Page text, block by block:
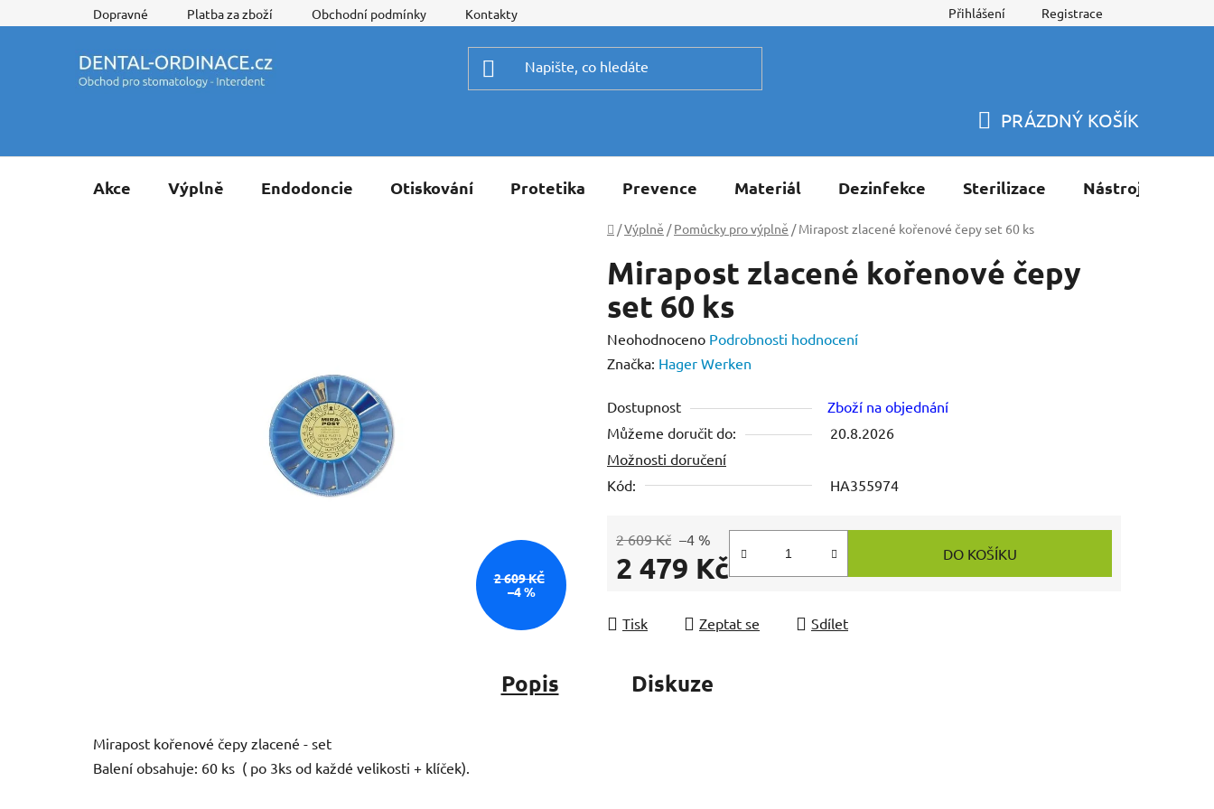
na
Dopravné Platba za zboží Obchodní podmínky Kontakty Přihlášení Registrace
KOŠÍK
PRÁZDNÝ KOŠÍK
Akce Výplně Endodoncie Otiskování Protetika Prevence Materiál Dezinfekce Sterilizace Nástroje
Domů
/Výplně / Pomůcky pro výplně / Mirapost zlacené kořenové čepy set 60 ks
Mirapost zlacené kořenové čepy
set 60 ks
Průměrné
hodnocení
je
0,0
z
5
Neohodnoceno Podrobnosti hodnocení
Značka: Hager Werken
Dostupnost
Zboží na objednání
Můžeme doručit do:
20.8.2026
Možnosti doručení
Kód:
HA355974
2 609 Kč –4 %
2 479 Kč DO KOŠÍKU
Tisk Zeptat se Sdílet
2 609 KČ
–4 %
Popis Diskuze
Mirapost kořenové čepy zlacené - set
Balení obsahuje: 60 ks ( po 3ks od každé velikosti + klíček).